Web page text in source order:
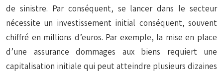
de sinistre. Par conséquent, se lancer dans le secteur
nécessite un investissement initial conséquent, souvent
chiffré en millions d’euros. Par exemple, la mise en place
d’une assurance dommages aux biens requiert une
capitalisation initiale qui peut atteindre plusieurs dizaines